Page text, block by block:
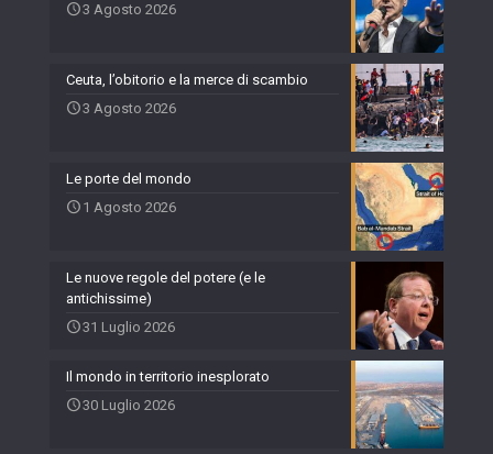
3 Agosto 2026
Ceuta, l’obitorio e la merce di scambio
3 Agosto 2026
Le porte del mondo
1 Agosto 2026
Le nuove regole del potere (e le
antichissime)
31 Luglio 2026
Il mondo in territorio inesplorato
30 Luglio 2026